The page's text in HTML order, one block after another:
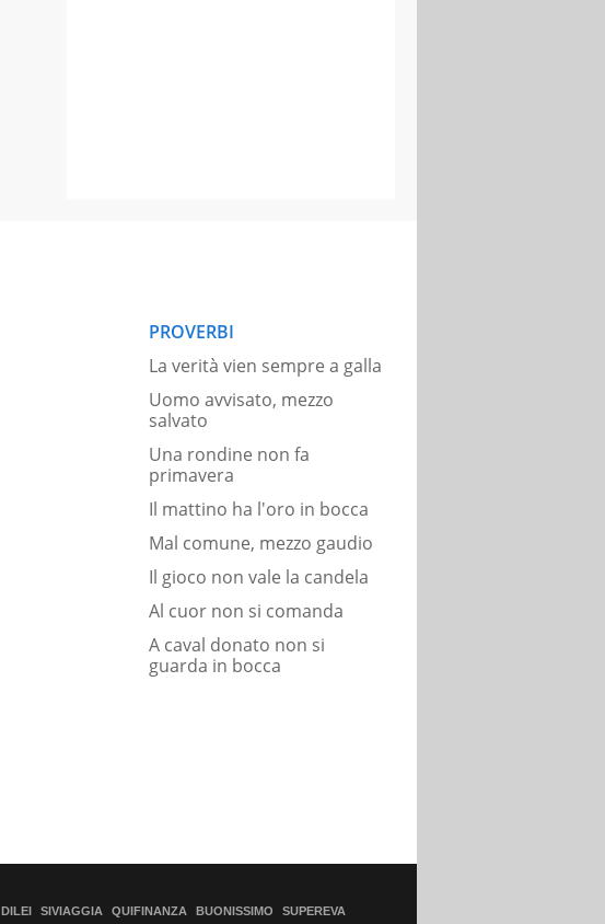
PROVERBI
La verità vien sempre a galla
Uomo avvisato, mezzo
salvato
Una rondine non fa
primavera
Il mattino ha l'oro in bocca
Mal comune, mezzo gaudio
Il gioco non vale la candela
Al cuor non si comanda
A caval donato non si
guarda in bocca
DILEI SIVIAGGIA QUIFINANZA BUONISSIMO SUPEREVA